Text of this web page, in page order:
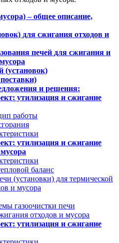
– общее описание,
для сжигания отходов и
печей для сжигания и
(установок)
и решения:
утилизация и сжигание
работы
утилизация и сжигание
баланс
(установки) для термической
и мусора
газоочистки печи
отходов и мусора
утилизация и сжигание